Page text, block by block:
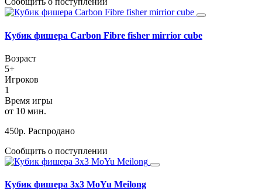
Кубик фишера Carbon Fibre fisher mirrior cube
Возраст
5+
Игроков
1
Время игры
от 10 мин.
450р. Распродано
Сообщить о поступлении
Кубик фишера 3х3 MoYu Meilong